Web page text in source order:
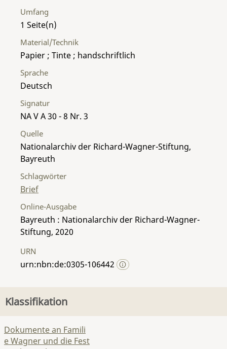
Umfang
1
Material/Technik
Papier ; Tinte ; handschriftlich
Sprache
Deutsch
Signatur
NA V A 30 - 8 Nr. 3
Quelle
Nationalarchiv der Richard-Wagner-Stiftung,
Bayreuth
Schlagwörter
Brief
Online-Ausgabe
Bayreuth : Nationalarchiv der Richard-Wagner-
Stiftung, 2020
URN
urn:nbn:de:0305-106442
Klassifikation
Dokumente an Famili
e Wagner und die Fest